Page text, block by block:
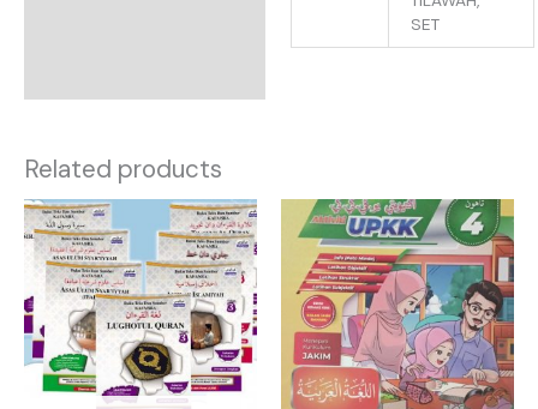
SET
Related products
Price
range:
RM5.90
through
RM41.30